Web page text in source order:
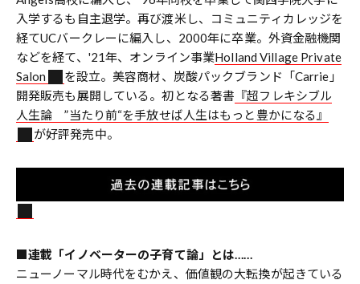
入学するも自主退学。再び渡米し、コミュニティカレッジを
経てUCバークレーに編入し、2000年に卒業。外資金融機関
などを経て、'21年、オンライン事業Holland Village Private
Salon
を設立。美容商材、炭酸パックブランド「Carrie」
開発販売も展開している。初となる著書 『超フレキシブル
人生論 ”当たり前“を手放せば人生はもっと豊かになる』
が好評発売中。
■連載「イノベーターの子育て論」とは……
ニューノーマル時代をむかえ、価値観の大転換が起きている